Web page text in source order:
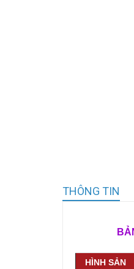
THÔNG TIN
BẢNG
HÌNH SẢN